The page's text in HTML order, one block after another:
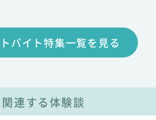
バイト特集一覧を見る
関連する体験談